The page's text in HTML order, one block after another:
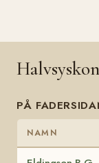
Halvsyskon
PÅ
NAMN